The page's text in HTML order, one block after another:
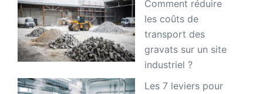
Comment réduire
les coûts de
transport des
gravats sur un site
industriel ?
Les 7 leviers pour